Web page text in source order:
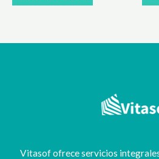
Vitasof ofrece servicios